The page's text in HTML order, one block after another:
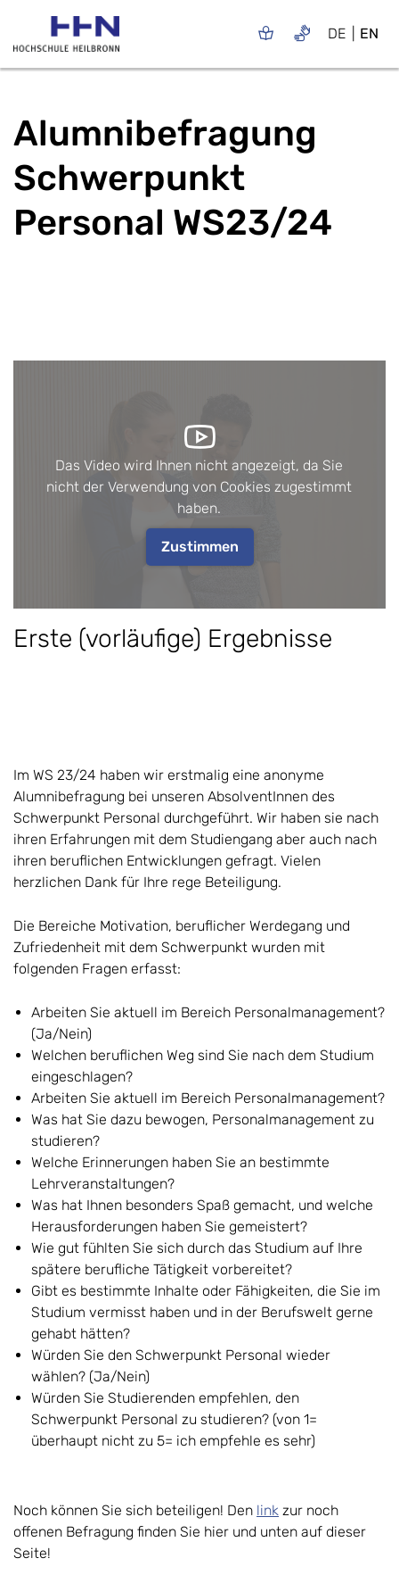
DE EN
Alumnibefragung
Schwerpunkt
Personal WS23/24
Erste (vorläufige) Ergebnisse
Das Video wird Ihnen nicht angezeigt, da Sie
nicht der Verwendung von Cookies zugestimmt
haben.
Zustimmen
Im WS 23/24 haben wir erstmalig eine anonyme
Alumnibefragung bei unseren AbsolventInnen des
Schwerpunkt Personal durchgeführt. Wir haben sie nach
ihren Erfahrungen mit dem Studiengang aber auch nach
ihren beruflichen Entwicklungen gefragt. Vielen
herzlichen Dank für Ihre rege Beteiligung.
Die Bereiche Motivation, beruflicher Werdegang und
Zufriedenheit mit dem Schwerpunkt wurden mit
folgenden Fragen erfasst:
Arbeiten Sie aktuell im Bereich Personalmanagement?
(Ja/Nein)
Welchen beruflichen Weg sind Sie nach dem Studium
eingeschlagen?
Arbeiten Sie aktuell im Bereich Personalmanagement?
Was hat Sie dazu bewogen, Personalmanagement zu
studieren?
Welche Erinnerungen haben Sie an bestimmte
Lehrveranstaltungen?
Was hat Ihnen besonders Spaß gemacht, und welche
Herausforderungen haben Sie gemeistert?
Wie gut fühlten Sie sich durch das Studium auf Ihre
spätere berufliche Tätigkeit vorbereitet?
Gibt es bestimmte Inhalte oder Fähigkeiten, die Sie im
Studium vermisst haben und in der Berufswelt gerne
gehabt hätten?
Würden Sie den Schwerpunkt Personal wieder
wählen? (Ja/Nein)
Würden Sie Studierenden empfehlen, den
Schwerpunkt Personal zu studieren? (von 1=
überhaupt nicht zu 5= ich empfehle es sehr)
Noch können Sie sich beteiligen! Den link zur noch
offenen Befragung finden Sie hier und unten auf dieser
Seite!